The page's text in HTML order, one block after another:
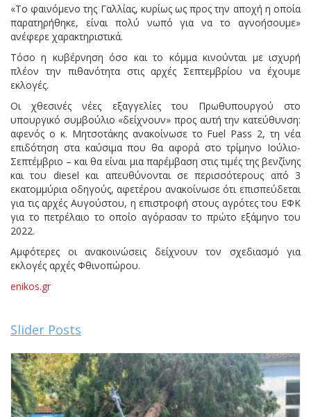
«Το φαινόμενο της Γαλλίας, κυρίως ως προς την αποχή η οποία
παρατηρήθηκε, είναι πολύ νωπό για να το αγνοήσουμε»
ανέφερε χαρακτηριστικά.
Τόσο η κυβέρνηση όσο και το κόμμα κινούνται με ισχυρή
πλέον την πιθανότητα στις αρχές Σεπτεμβρίου να έχουμε
εκλογές.
Οι χθεσινές νέες εξαγγελίες του Πρωθυπουργού στο
υπουργικό συμβούλιο «δείχνουν» προς αυτή την κατεύθυνση:
αφενός ο κ. Μητσοτάκης ανακοίνωσε το Fuel Pass 2, τη νέα
επιδότηση στα καύσιμα που θα αφορά στο τρίμηνο Ιούλιο-
Σεπτέμβριο – και θα είναι μια παρέμβαση στις τιμές της βενζίνης
και του diesel και απευθύνονται σε περισσότερους από 3
εκατομμύρια οδηγούς, αφετέρου ανακοίνωσε ότι επισπεύδεται
για τις αρχές Αυγούστου, η επιστροφή στους αγρότες του ΕΦΚ
για το πετρέλαιο το οποίο αγόρασαν το πρώτο εξάμηνο του
2022.
Αμφότερες οι ανακοινώσεις δείχνουν τον σχεδιασμό για
εκλογές αρχές Φθινοπώρου.
enikos.gr
Slider Posts